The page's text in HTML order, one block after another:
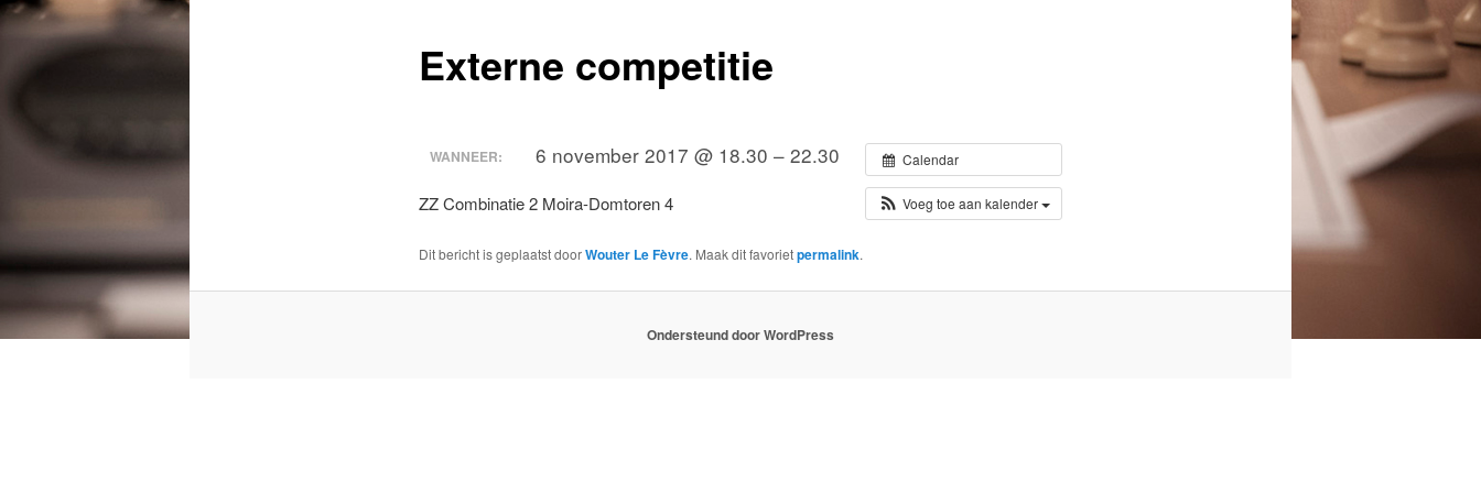
Externe competitie
Calendar
Voeg toe aan kalender
WANNEER: 6 november 2017 @ 18.30 – 22.30
ZZ Combinatie 2 Moira-Domtoren 4
Dit bericht is geplaatst doorWouter Le Fèvre. Maak dit favorietpermalink.
Ondersteund door WordPress